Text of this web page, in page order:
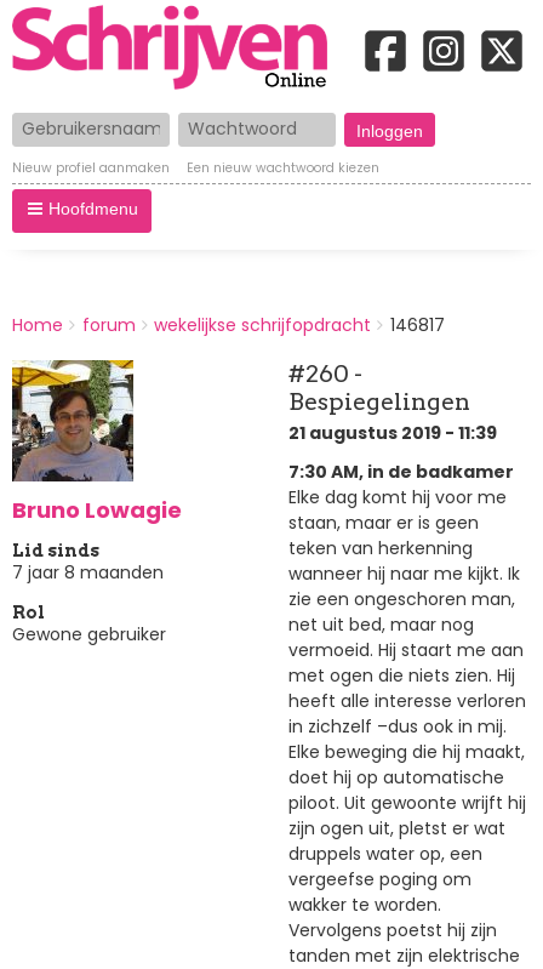
Gebruikersnaam Wachtwoord
Nieuw profiel aanmaken Een nieuw wachtwoord kiezen
Hoofdmenu
BREADCRUMBS
You
here:
Home forum wekelijkse schrijfopdracht 146817
Bruno Lowagie
Lid sinds
7 jaar 8 maanden
Rol
Gewone gebruiker
#260 -
Bespiegelingen
21 augustus 2019 - 11:39
7:30 AM, in de badkamer
Elke dag komt hij voor me
staan, maar er is geen
teken van herkenning
wanneer hij naar me kijkt. Ik
zie een ongeschoren man,
net uit bed, maar nog
vermoeid. Hij staart me aan
met ogen die niets zien. Hij
heeft alle interesse verloren
in zichzelf –dus ook in mij.
Elke beweging die hij maakt,
doet hij op automatische
piloot. Uit gewoonte wrijft hij
zijn ogen uit, pletst er wat
druppels water op, een
vergeefse poging om
wakker te worden.
Vervolgens poetst hij zijn
tanden met zijn elektrische